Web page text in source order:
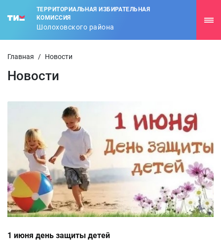
ТЕРРИТОРИАЛЬНАЯ ИЗБИРАТЕЛЬНАЯ
КОМИССИЯ
Шолоховского района
Главная / Новости
Новости
1 июня день защиты детей